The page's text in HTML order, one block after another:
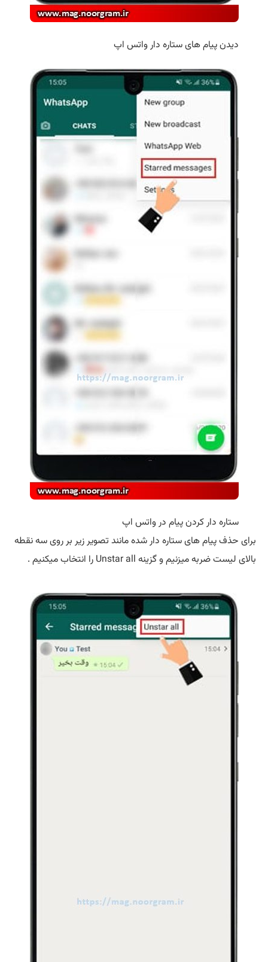
دیدن پیام های ستاره دار واتس اپ
ستاره دار کردن پیام در واتس اپ
برای حذف پیام های ستاره دار شده مانند تصویر زیر بر روی سه نقطه
بالای لیست ضربه میزنیم و گزینه Unstar all را انتخاب میکنیم .